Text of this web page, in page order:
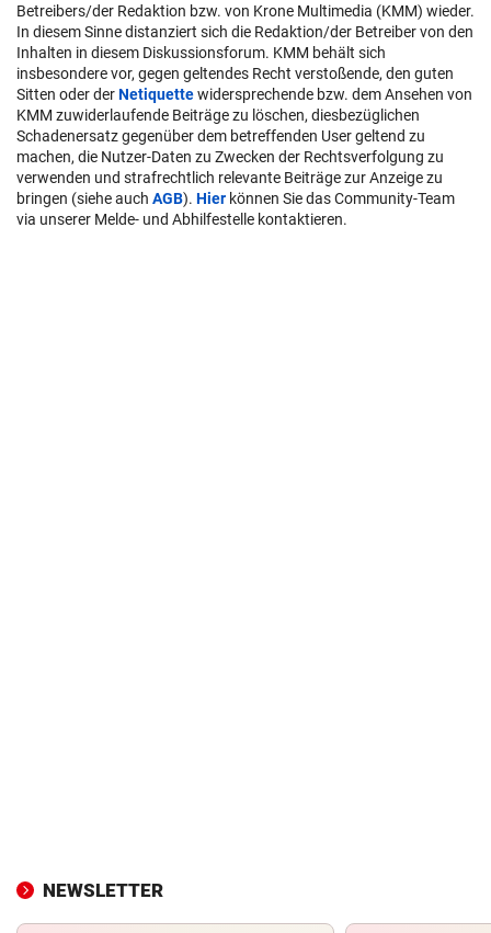
Betreibers/der Redaktion bzw. von Krone Multimedia (KMM) wieder.
In diesem Sinne distanziert sich die Redaktion/der Betreiber von den
Inhalten in diesem Diskussionsforum. KMM behält sich
insbesondere vor, gegen geltendes Recht verstoßende, den guten
Sitten oder derNetiquettewidersprechende bzw. dem Ansehen von
KMM zuwiderlaufende Beiträge zu löschen, diesbezüglichen
Schadenersatz gegenüber dem betreffenden User geltend zu
machen, die Nutzer-Daten zu Zwecken der Rechtsverfolgung zu
verwenden und strafrechtlich relevante Beiträge zur Anzeige zu
bringen (siehe auch AGB). Hier können Sie das Community-Team
via unserer Melde- und Abhilfestelle kontaktieren.
NEWSLETTER